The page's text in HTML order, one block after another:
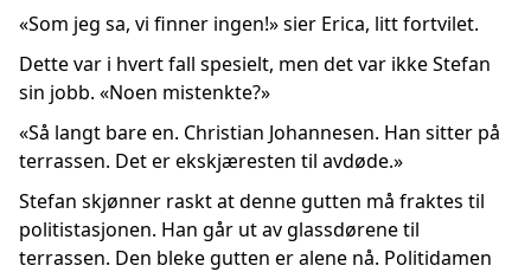
«Som jeg sa, vi finner ingen!» sier Erica, litt fortvilet.
Dette var i hvert fall spesielt, men det var ikke Stefan
sin jobb. «Noen mistenkte?»
«Så langt bare en. Christian Johannesen. Han sitter på
terrassen. Det er ekskjæresten til avdøde.»
Stefan skjønner raskt at denne gutten må fraktes til
politistasjonen. Han går ut av glassdørene til
terrassen. Den bleke gutten er alene nå. Politidamen